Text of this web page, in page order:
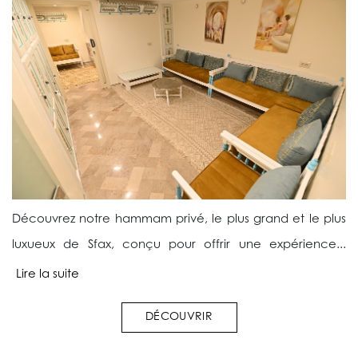
Découvrez notre hammam privé, le plus grand et le plus
luxueux de Sfax, conçu pour offrir une expérience...
Lire la suite
DÉCOUVRIR